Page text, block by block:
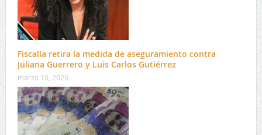
Fiscalía retira la medida de aseguramiento contra
Juliana Guerrero y Luis Carlos Gutiérrez
marzo 10, 2026